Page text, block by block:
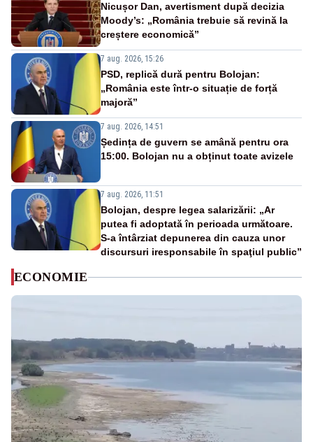
Nicușor Dan, avertisment după decizia
Moody’s: „România trebuie să revină la
creștere economică”
7 aug. 2026, 15:26
PSD, replică dură pentru Bolojan:
„România este într-o situație de forță
majoră”
7 aug. 2026, 14:51
Ședința de guvern se amână pentru ora
15:00. Bolojan nu a obținut toate avizele
7 aug. 2026, 11:51
Bolojan, despre legea salarizării: „Ar
putea fi adoptată în perioada următoare.
S-a întârziat depunerea din cauza unor
discursuri iresponsabile în spaţiul public”
ECONOMIE